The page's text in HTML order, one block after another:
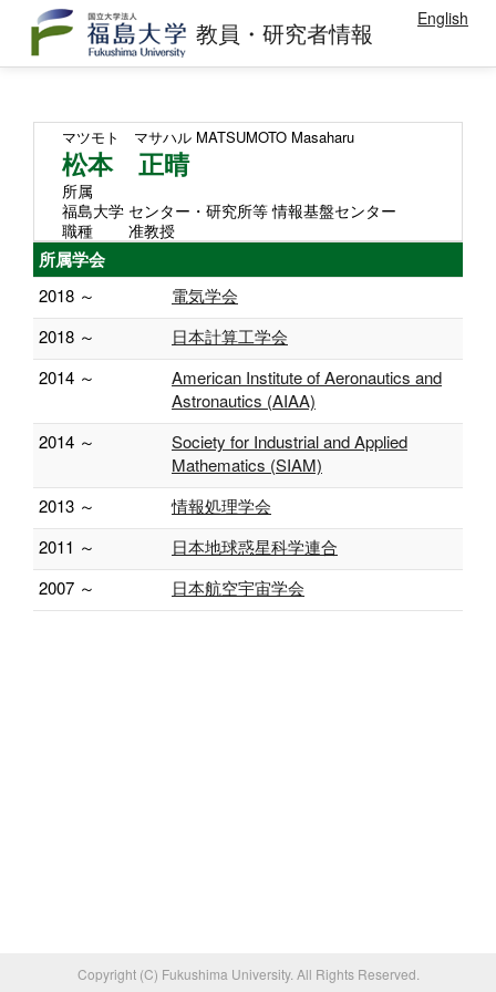
教員・研究者情報 English
マツモト マサハル MATSUMOTO Masaharu
松本 正晴
所属
福島大学 センター・研究所等 情報基盤センター
職種
准教授
所属学会
2018 ～
電気学会
2018 ～
日本計算工学会
2014 ～
American Institute of Aeronautics and
Astronautics (AIAA)
2014 ～
Society for Industrial and Applied
Mathematics (SIAM)
2013 ～
情報処理学会
2011 ～
日本地球惑星科学連合
2007 ～
日本航空宇宙学会
Copyright (C) Fukushima University. All Rights Reserved.